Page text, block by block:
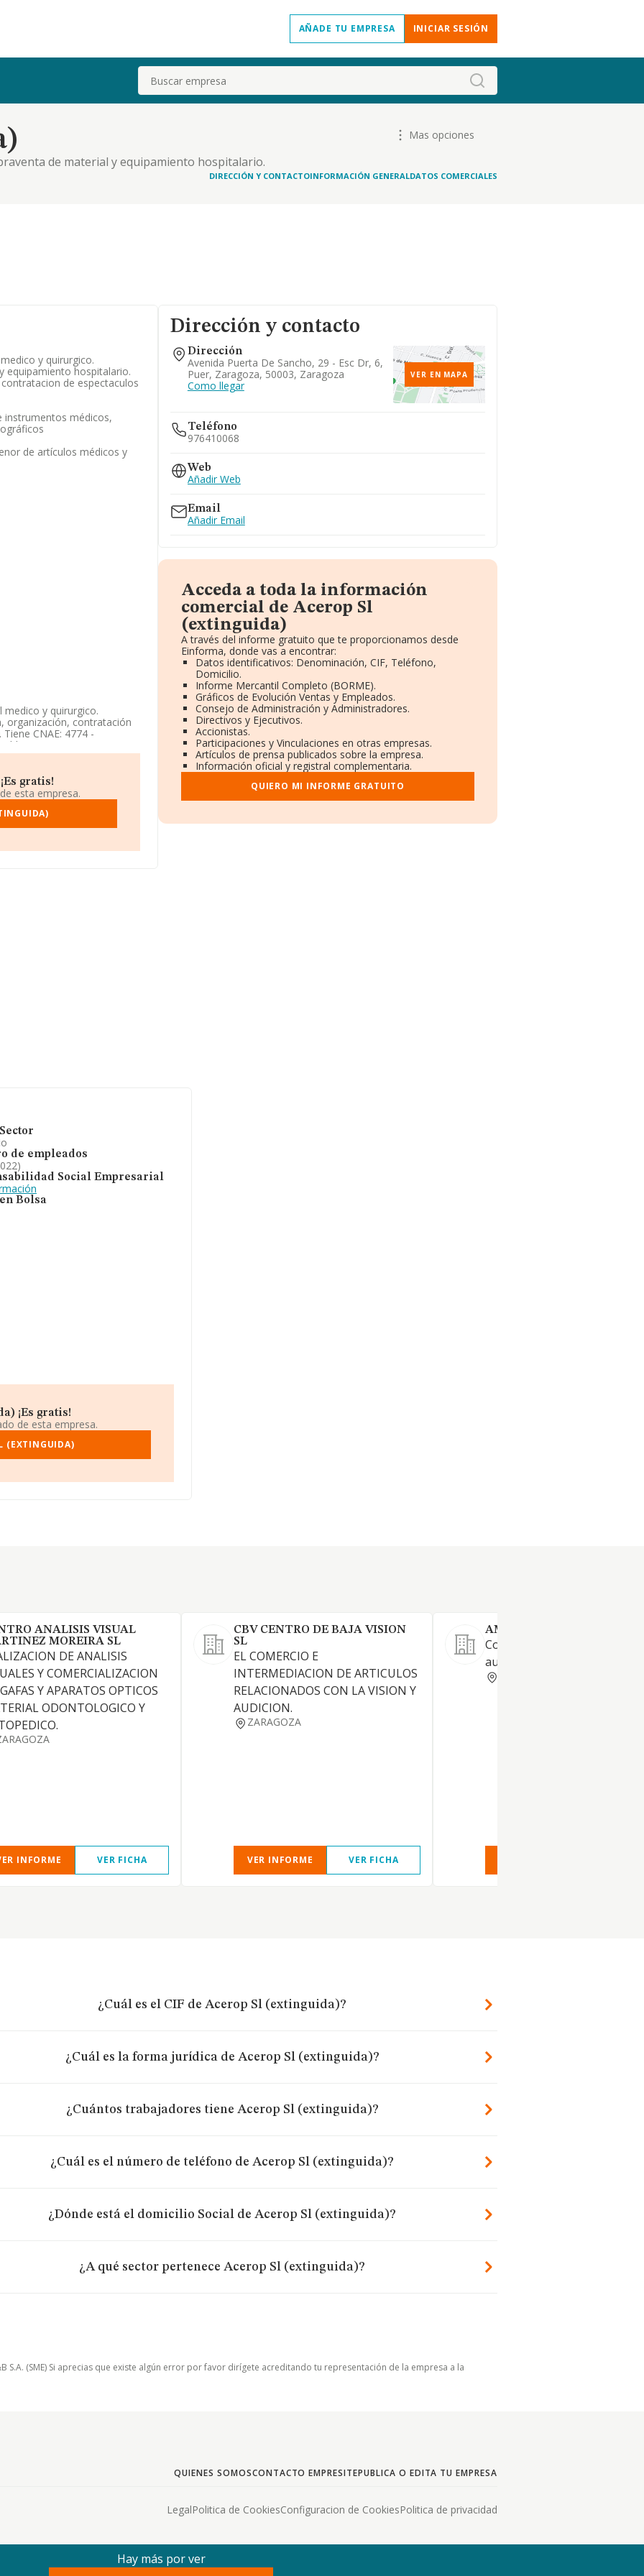
AÑADE TU EMPRESA INICIAR SESIÓN
Buscar
de material y equipamiento hospitalario.
artisticos
Mas opciones
DIRECCIÓN Y CONTACTOINFORMACIÓN GENERALDATOS COMERCIALES
y quirurgico.
equipamiento hospitalario.
de espectaculos
instrumentos médicos,
de artículos médicos y
y quirurgico.
organización, contratación
CNAE: 4774 -
datos disponibles en
debajo de la media de
domicilio fiscal en Avenida
gratis!
esta empresa.
Dirección y contacto
Dirección
Avenida Puerta De Sancho, 29 - Esc Dr, 6,
Puer, Zaragoza, 50003, Zaragoza
Como llegar
VER EN MAPA
Teléfono
976410068
Web
Añadir Web
Email
Añadir Email
Acceda a toda la información
comercial de Acerop Sl
(extinguida)
A través del informe gratuito que te proporcionamos desde
Einforma, donde vas a encontrar:
Datos identificativos: Denominación, CIF, Teléfono,
Domicilio.
Informe Mercantil Completo (BORME).
Gráficos de Evolución Ventas y Empleados.
Consejo de Administración y Administradores.
Directivos y Ejecutivos.
Accionistas.
Participaciones y Vinculaciones en otras empresas.
Artículos de prensa publicados sobre la empresa.
Información oficial y registral complementaria.
QUIERO MI INFORME GRATUITO
de empleados
Social Empresarial
Bolsa
¡Es gratis!
de esta empresa.
(EXTINGUIDA)
ANALISIS VISUAL
MOREIRA SL
DE ANALISIS
Y COMERCIALIZACION
Y APARATOS OPTICOS
ODONTOLOGICO Y
INFORME VER FICHA
CBV CENTRO DE BAJA VISION
SL
EL COMERCIO E
INTERMEDIACION DE ARTICULOS
RELACIONADOS CON LA VISION Y
AUDICION.
ZARAGOZA
VER INFORME VER FICHA
AMPLIFON IBERICA SAU
Comercio al menor de
auditivas.
¿Cuál es el CIF de Acerop Sl (extinguida)?
¿Cuál es la forma jurídica de Acerop Sl (extinguida)?
¿Cuántos trabajadores tiene Acerop Sl (extinguida)?
¿Cuál es el número de teléfono de Acerop Sl (extinguida)?
¿Dónde está el domicilio Social de Acerop Sl (extinguida)?
¿A qué sector pertenece Acerop Sl (extinguida)?
(SME) Si aprecias que existe algún error por favor dirígete acreditando tu representación de la empresa a la
QUIENES SOMOSCONTACTO EMPRESITEPUBLICA O EDITA TU EMPRESA
LegalPolitica de CookiesConfiguracion de CookiesPolitica de privacidad
Hay más por ver